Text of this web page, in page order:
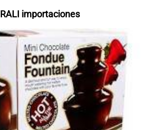
RALI importaciones